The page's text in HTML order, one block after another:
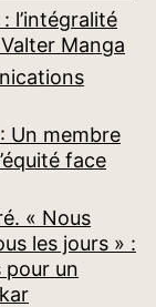
l’intégralité
Manga
Un membre
face
« Nous
les jours » :
pour un